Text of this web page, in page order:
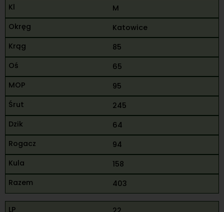
M
Katowice
85
65
95
245
64
94
158
403